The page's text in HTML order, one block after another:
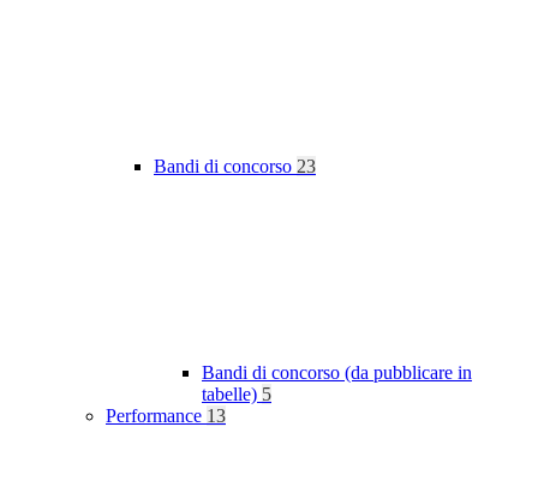
Bandi di concorso 23
Bandi di concorso (da pubblicare in
tabelle) 5
Performance 13